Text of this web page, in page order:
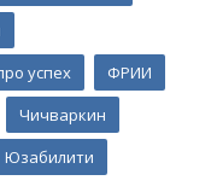
успех
ФРИИ
Чичваркин
Юзабилити